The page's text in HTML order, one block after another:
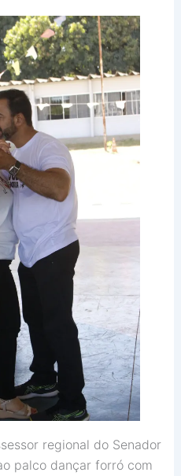
regional do Senador
palco dançar forró com